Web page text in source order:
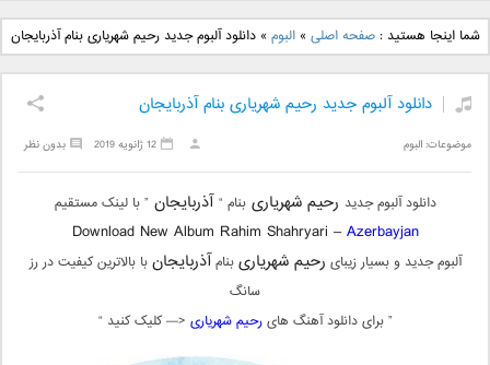
دانلود آهنگ جدید بهنام
بانی بنام قرص قمر 2
دانلود آهنگ جدید علی
یاسینی بنام دورترین نزدیک
شما اینجا هستید :صفحه اصلی »البوم »دانلود آلبوم جدید رحیم شهریاری بنام آذربایجان
دانلود آلبوم جدید رحیم شهریاری بنام آذربایجان
موضوعات:البوم بدون نظر 12 ژانویه 2019
دانلود آلبوم جدید رحیم شهریاریبنام “آذربایجان” با لینک مستقیم
Download New Album Rahim Shahryari –Azerbayjan
آلبوم جدید و بسیار زیبای رحیم شهریاریبنام آذربایجانبا بالاترین کیفیت در رز
سانگ
” برای دانلود آهنگ هایرحیم شهریاری <— کلیک کنید “